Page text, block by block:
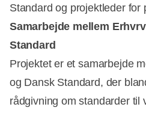
Standard og projektleder for
Samarbejde mellem
Standard
Projektet er et samarbejde
og Dansk Standard, der
rådgivning om standarder til